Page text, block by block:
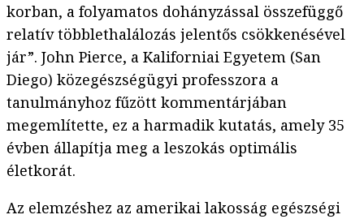
korban, a folyamatos dohányzással összefüggő
relatív többlethalálozás jelentős csökkenésével
jár”. John Pierce, a Kaliforniai Egyetem (San
Diego) közegészségügyi professzora a
tanulmányhoz fűzött kommentárjában
megemlítette, ez a harmadik kutatás, amely 35
évben állapítja meg a leszokás optimális
életkorát.
Az elemzéshez az amerikai lakosság egészségi